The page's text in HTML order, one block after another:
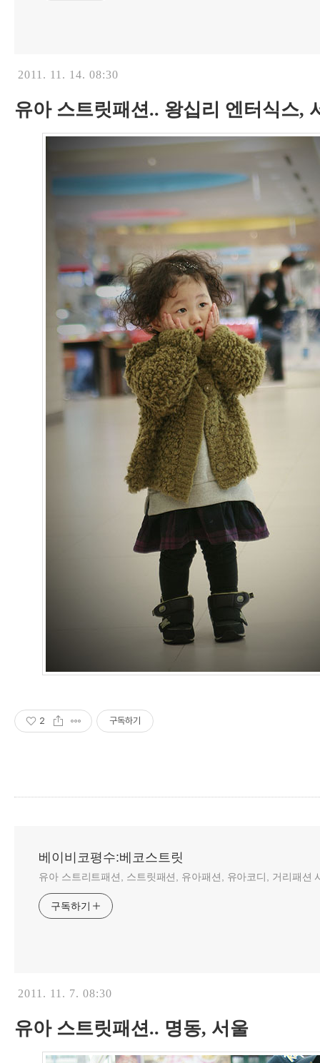
2011. 11. 14. 08:30
유아 스트릿패션.. 왕십리 엔터식스,
2 구독하기
베이비코평수:베코스트릿
유아 스트리트패션, 스트릿패션, 유아패션, 유아코디, 거리패션
구독하기
2011. 11. 7. 08:30
유아 스트릿패션.. 명동, 서울